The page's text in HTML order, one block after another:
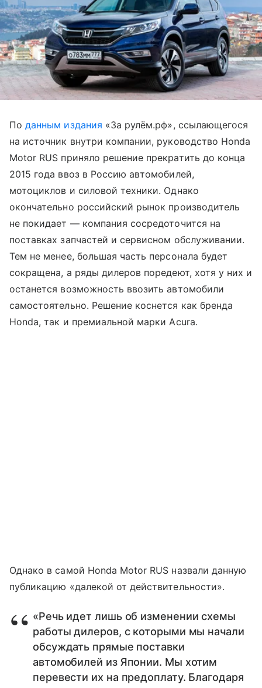
Поданным издания «За рулём.рф», ссылающегося
на источник внутри компании, руководство Honda
Motor RUS приняло решение прекратить до конца
2015 года ввоз в Россию автомобилей,
мотоциклов и силовой техники. Однако
окончательно российский рынок производитель
не покидает — компания сосредоточится на
поставках запчастей и сервисном обслуживании.
Тем не менее, большая часть персонала будет
сокращена, а ряды дилеров поредеют, хотя у них и
останется возможность ввозить автомобили
самостоятельно. Решение коснется как бренда
Honda, так и премиальной марки Acura.
Однако в самой Honda Motor RUS назвали данную
публикацию «далекой от действительности».
«Речь идет лишь об изменении схемы
работы дилеров, с которыми мы начали
обсуждать прямые поставки
автомобилей из Японии. Мы хотим
перевести их на предоплату. Благодаря